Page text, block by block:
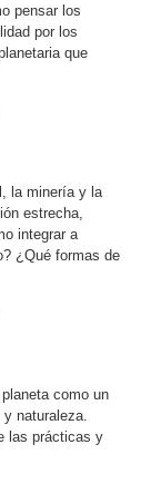
pensar los
por los
que
la minería y la
estrecha,
integrar a
¿Qué formas de
como un
naturaleza.
las prácticas y